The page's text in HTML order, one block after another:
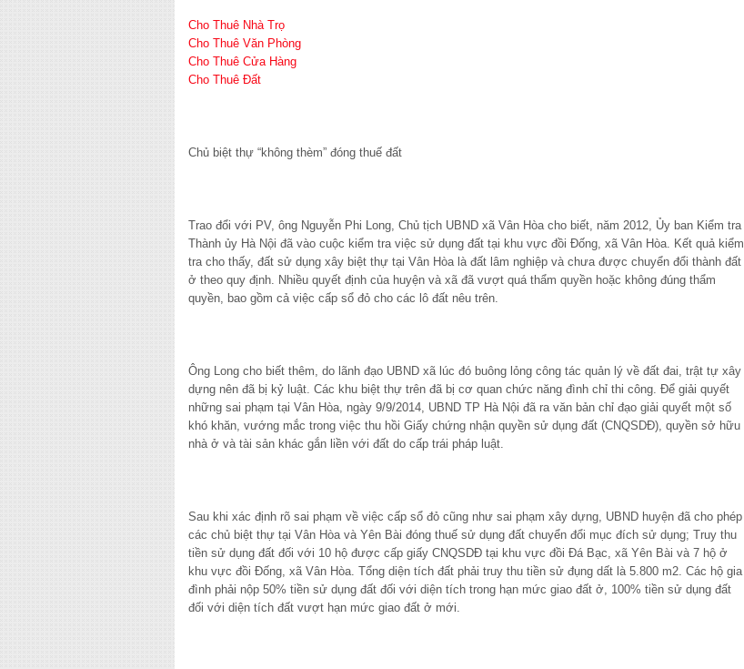
Cho Thuê Nhà Trọ
Cho Thuê Văn Phòng
Cho Thuê Cửa Hàng
Cho Thuê Đất
Chủ biệt thự “không thèm” đóng thuế đất
Trao đổi với PV, ông Nguyễn Phi Long, Chủ tịch UBND xã Vân Hòa cho biết, năm 2012, Ủy ban Kiểm tra
Thành ủy Hà Nội đã vào cuộc kiểm tra việc sử dụng đất tại khu vực đồi Đống, xã Vân Hòa. Kết quả kiểm
tra cho thấy, đất sử dụng xây biệt thự tại Vân Hòa là đất lâm nghiệp và chưa được chuyển đổi thành đất
ở theo quy định. Nhiều quyết định của huyện và xã đã vượt quá thẩm quyền hoặc không đúng thẩm
quyền, bao gồm cả việc cấp sổ đỏ cho các lô đất nêu trên.
Ông Long cho biết thêm, do lãnh đạo UBND xã lúc đó buông lỏng công tác quản lý về đất đai, trật tự xây
dựng nên đã bị kỷ luật. Các khu biệt thự trên đã bị cơ quan chức năng đình chỉ thi công. Để giải quyết
những sai phạm tại Vân Hòa, ngày 9/9/2014, UBND TP Hà Nội đã ra văn bản chỉ đạo giải quyết một số
khó khăn, vướng mắc trong việc thu hồi Giấy chứng nhận quyền sử dụng đất (CNQSDĐ), quyền sở hữu
nhà ở và tài sản khác gắn liền với đất do cấp trái pháp luật.
Sau khi xác định rõ sai phạm về việc cấp sổ đỏ cũng như sai phạm xây dựng, UBND huyện đã cho phép
các chủ biệt thự tại Vân Hòa và Yên Bài đóng thuế sử dụng đất chuyển đổi mục đích sử dụng; Truy thu
tiền sử dụng đất đối với 10 hộ được cấp giấy CNQSDĐ tại khu vực đồi Đá Bạc, xã Yên Bài và 7 hộ ở
khu vực đồi Đống, xã Vân Hòa. Tổng diện tích đất phải truy thu tiền sử đụng dất là 5.800 m2. Các hộ gia
đình phải nộp 50% tiền sử dụng đất đối với diện tích trong hạn mức giao đất ở, 100% tiền sử dụng đất
đối với diện tích đất vượt hạn mức giao đất ở mới.